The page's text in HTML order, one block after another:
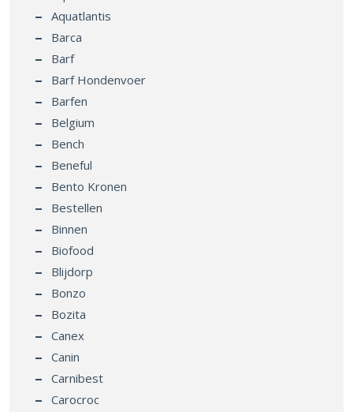
Aquatlantis
Barca
Barf
Barf Hondenvoer
Barfen
Belgium
Bench
Beneful
Bento Kronen
Bestellen
Binnen
Biofood
Blijdorp
Bonzo
Bozita
Canex
Canin
Carnibest
Carocroc